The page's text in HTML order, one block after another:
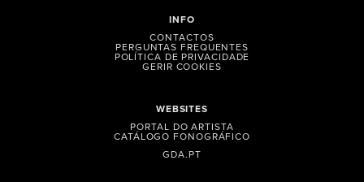
WEBSITES
PORTAL DO ARTISTA
CATÁLOGO FONOGRÁFICO
GDA.PT
INFO
CONTACTOS
PERGUNTAS FREQUENTES
POLÍTICA DE PRIVACIDADE
GERIR COOKIES